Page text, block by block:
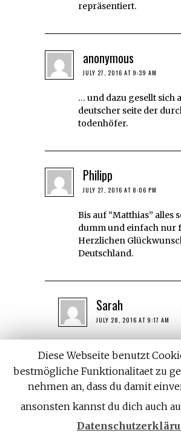
repräsentiert.
anonymous
JULY 27, 2016 AT 9:39 AM
… und dazu gesellt sich
deutscher seite der
todenhöfer.
Philipp
JULY 27, 2016 AT 8:06 PM
Bis auf “Matthias” alles
dumm und einfach nur
Herzlichen
Deutschland.
Sarah
JULY 28, 2016 AT 9:17 AM
qualifizierte Beitrag
Matthias, 100%
Meinung, danke für
viele “möchtegern
hier um ein
zu fördern.
Diese Webseite benutzt
bestmögliche Funktionalitaet zu
nehmen an, dass du damit
ansonsten kannst du dich auch